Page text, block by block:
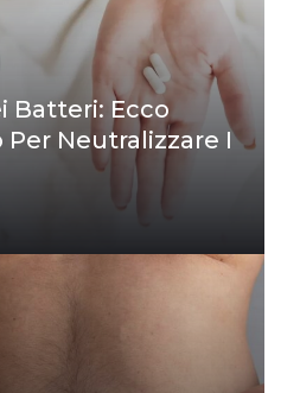
Batteri: Ecco
Neutralizzare I